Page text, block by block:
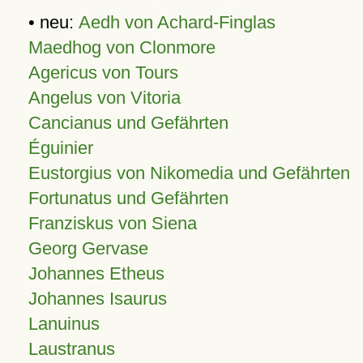
• neu: Aedh von Achard-Finglas
Maedhog von Clonmore
Agericus von Tours
Angelus von Vitoria
Cancianus und Gefährten
Éguinier
Eustorgius von Nikomedia und Gefährten
Fortunatus und Gefährten
Franziskus von Siena
Georg Gervase
Johannes Etheus
Johannes Isaurus
Lanuinus
Laustranus